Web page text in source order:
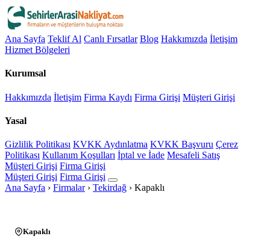
Ana Sayfa Teklif Al Canlı Fırsatlar Blog Hakkımızda İletişim
Hizmet Bölgeleri
Kurumsal
Hakkımızda İletişim Firma Kaydı Firma Girişi Müşteri Girişi
Yasal
Gizlilik Politikası KVKK Aydınlatma KVKK Başvuru Çerez
Politikası Kullanım Koşulları İptal ve İade Mesafeli Satış
Müşteri Girişi Firma Girişi
Müşteri Girişi Firma Girişi
Ana Sayfa › Firmalar › Tekirdağ › Kapaklı
Kapaklı